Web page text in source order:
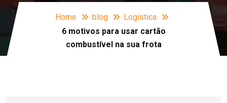
Home blog
Logística
6 motivos para usar cartão
combustível na sua frota